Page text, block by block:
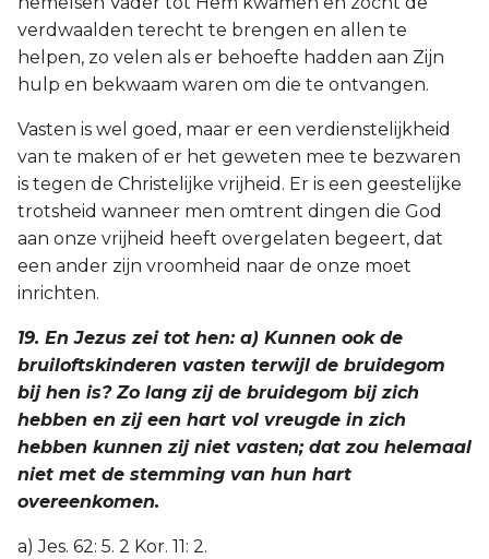
verdwaalden terecht te brengen en allen te
helpen, zo velen als er behoefte hadden aan Zijn
hulp en bekwaam waren om die te ontvangen.
Vasten is wel goed, maar er een verdienstelijkheid
van te maken of er het geweten mee te bezwaren
is tegen de Christelijke vrijheid. Er is een geestelijke
trotsheid wanneer men omtrent dingen die God
aan onze vrijheid heeft overgelaten begeert, dat
een ander zijn vroomheid naar de onze moet
inrichten.
19. En Jezus zei tot hen: a) Kunnen ook de
bruiloftskinderen vasten terwijl de bruidegom
bij hen is? Zo lang zij de bruidegom bij zich
hebben en zij een hart vol vreugde in zich
hebben kunnen zij niet vasten; dat zou helemaal
niet met de stemming van hun hart
overeenkomen.
a) Jes. 62: 5. 2 Kor. 11: 2.